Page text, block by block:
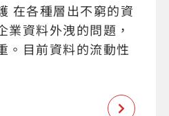
在各種層出不窮的資
業資料外洩的問題，
。目前資料的流動性